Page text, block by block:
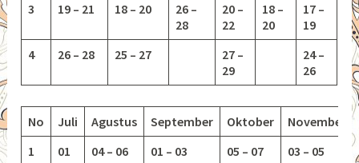
3
19 – 21 18 – 20
26 –
28
20 –
22
18 –
20
17 –
19
4
26 – 28 25 – 27
27 –
29
24 –
26
No Juli Agustus September Oktober
November
1
01
04 – 06 01 – 03 05 – 07 03 – 05